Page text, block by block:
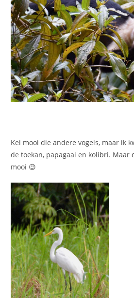
Kei mooi die andere vogels, maar ik
de toekan, papagaai en kolibri. Maar
mooi 😉